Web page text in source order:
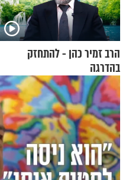
הרב זמיר כהן - להתחזק
בהדרגה